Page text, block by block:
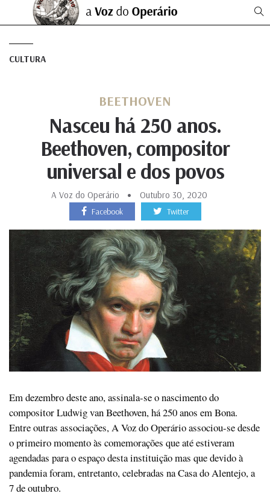
CULTURA
BEETHOVEN
Nasceu há 250 anos.
Beethoven, compositor
universal e dos povos
A Voz do Operário Outubro 30, 2020
Facebook Twitter
Em dezembro deste ano, assinala-se o nascimento do
compositor Ludwig van Beethoven, há 250 anos em Bona.
Entre outras associações, A Voz do Operário associou-se desde
o primeiro momento às comemorações que até estiveram
agendadas para o espaço desta instituição mas que devido à
pandemia foram, entretanto, celebradas na Casa do Alentejo, a
7 de outubro.